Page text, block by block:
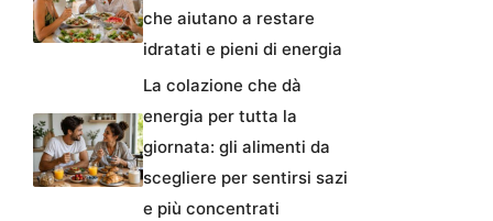
che aiutano a restare
idratati e pieni di energia
La colazione che dà
energia per tutta la
giornata: gli alimenti da
scegliere per sentirsi sazi
e più concentrati